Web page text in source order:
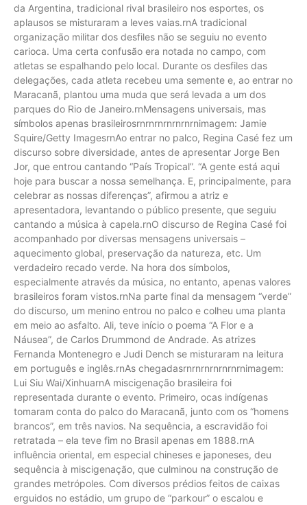
da Argentina, tradicional rival brasileiro nos esportes, os
aplausos se misturaram a leves vaias.rnA tradicional
organização militar dos desfiles não se seguiu no evento
carioca. Uma certa confusão era notada no campo, com
atletas se espalhando pelo local. Durante os desfiles das
delegações, cada atleta recebeu uma semente e, ao entrar no
Maracanã, plantou uma muda que será levada a um dos
parques do Rio de Janeiro.rnMensagens universais, mas
símbolos apenas brasileirosrnrnrnrnrnrnrnimagem: Jamie
Squire/Getty ImagesrnAo entrar no palco, Regina Casé fez um
discurso sobre diversidade, antes de apresentar Jorge Ben
Jor, que entrou cantando “País Tropical”. “A gente está aqui
hoje para buscar a nossa semelhança. E, principalmente, para
celebrar as nossas diferenças”, afirmou a atriz e
apresentadora, levantando o público presente, que seguiu
cantando a música à capela.rnO discurso de Regina Casé foi
acompanhado por diversas mensagens universais –
aquecimento global, preservação da natureza, etc. Um
verdadeiro recado verde. Na hora dos símbolos,
especialmente através da música, no entanto, apenas valores
brasileiros foram vistos.rnNa parte final da mensagem “verde”
do discurso, um menino entrou no palco e colheu uma planta
em meio ao asfalto. Ali, teve início o poema “A Flor e a
Náusea”, de Carlos Drummond de Andrade. As atrizes
Fernanda Montenegro e Judi Dench se misturaram na leitura
em português e inglês.rnAs chegadasrnrnrnrnrnrnrnimagem:
Lui Siu Wai/XinhuarnA miscigenação brasileira foi
representada durante o evento. Primeiro, ocas indígenas
tomaram conta do palco do Maracanã, junto com os “homens
brancos”, em três navios. Na sequência, a escravidão foi
retratada – ela teve fim no Brasil apenas em 1888.rnA
influência oriental, em especial chineses e japoneses, deu
sequência à miscigenação, que culminou na construção de
grandes metrópoles. Com diversos prédios feitos de caixas
erguidos no estádio, um grupo de “parkour” o escalou e